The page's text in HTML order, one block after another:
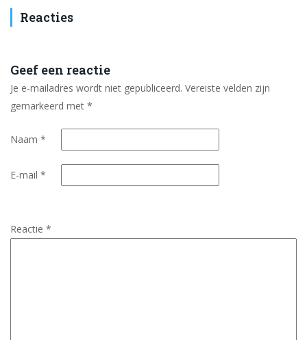
Reacties
Geef een reactie
Je e-mailadres wordt niet gepubliceerd. Vereiste velden zijn
gemarkeerd met *
Naam *
E-mail *
Reactie *